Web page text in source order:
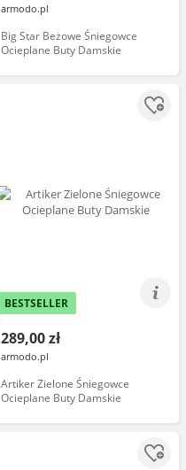
armodo.pl
Big Star Beżowe Śniegowce
Ocieplane Buty Damskie
BESTSELLER
289,00 zł
armodo.pl
Artiker Zielone Śniegowce
Ocieplane Buty Damskie